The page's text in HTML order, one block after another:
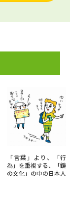
「言葉」より、「行
為」を重視する、「鏡
の文化」の中の日本人